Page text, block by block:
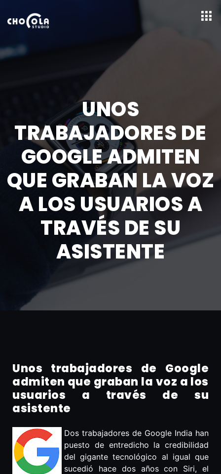
UNOS
TRABAJADORES DE
GOOGLE ADMITEN
QUE GRABAN LA VOZ
A LOS USUARIOS A
TRAVÉS DE SU
ASISTENTE
Unos trabajadores de Google
admiten que graban la voz a los
usuarios a través de su
asistente
Dos trabajadores de Google India han
puesto de entredicho la credibilidad
del gigante tecnológico al igual que
sucedió hace dos años con Siri, el